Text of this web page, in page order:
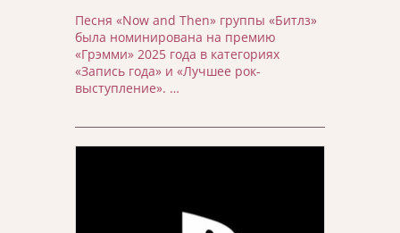
Песня «Now and Then» группы «Битлз»
была номинирована на премию
«Грэмми» 2025 года в категориях
«Запись года» и «Лучшее рок-
выступление». …